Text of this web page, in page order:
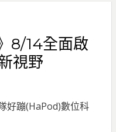
8/14全面啟
視野
好蹦(HaPod)數位科